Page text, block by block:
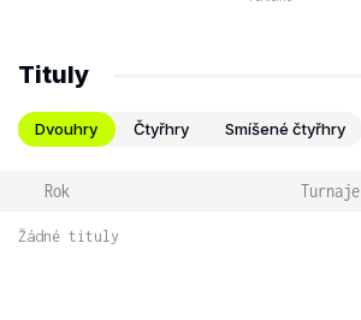
Tituly
Dvouhry Čtyřhry Smíšené čtyřhry
Rok Turnaje
Žádné tituly